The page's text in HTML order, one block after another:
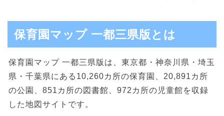
保育園マップ 一都三県版とは
保育園マップ 一都三県版は、東京都・神奈川県・埼玉
県・千葉県にある10,260カ所の保育園、20,891カ所
の公園、851カ所の図書館、972カ所の児童館を収録
した地図サイトです。